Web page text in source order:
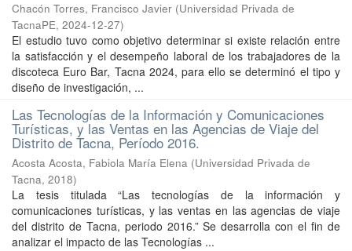
Chacón Torres, Francisco Javier (Universidad Privada de
TacnaPE, 2024-12-27)
El estudio tuvo como objetivo determinar si existe relación entre
la satisfacción y el desempeño laboral de los trabajadores de la
discoteca Euro Bar, Tacna 2024, para ello se determinó el tipo y
diseño de investigación, ...
Las Tecnologías de la Información y Comunicaciones
Turísticas, y las Ventas en las Agencias de Viaje del
Distrito de Tacna, Período 2016.
Acosta Acosta, Fabiola María Elena (Universidad Privada de
Tacna, 2018)
La tesis titulada “Las tecnologías de la información y
comunicaciones turísticas, y las ventas en las agencias de viaje
del distrito de Tacna, periodo 2016.” Se desarrolla con el fin de
analizar el impacto de las Tecnologías ...